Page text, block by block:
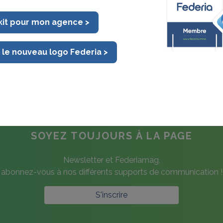
RH et Consultance
Votre appui juridique
le cadre du MLS
SOYEZ TOUJOURS À LA PAGE
Newsletter et Federiamag,
abonnez-vous à nos différents supports de communication !
S'inscrire
pour mon agence >
nouveau logo Federia >